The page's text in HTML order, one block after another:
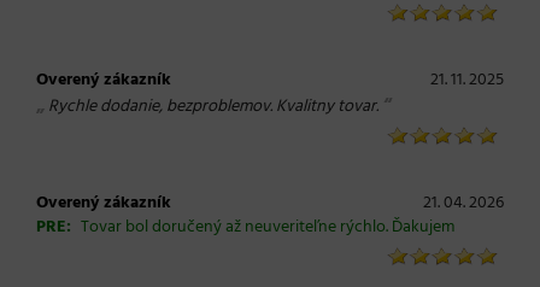
Overený zákazník 21. 11. 2025
„ Rychle dodanie, bezproblemov. Kvalitny tovar. “
Overený zákazník
21. 04. 2026
PRE: Tovar bol doručený až neuveriteľne rýchlo. Ďakujem